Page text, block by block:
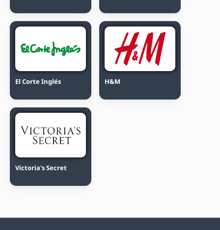
El Corte Inglés H&M
Victoria's Secret